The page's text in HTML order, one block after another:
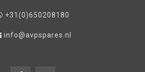
+31(0)650208180
info@avpspares.nl